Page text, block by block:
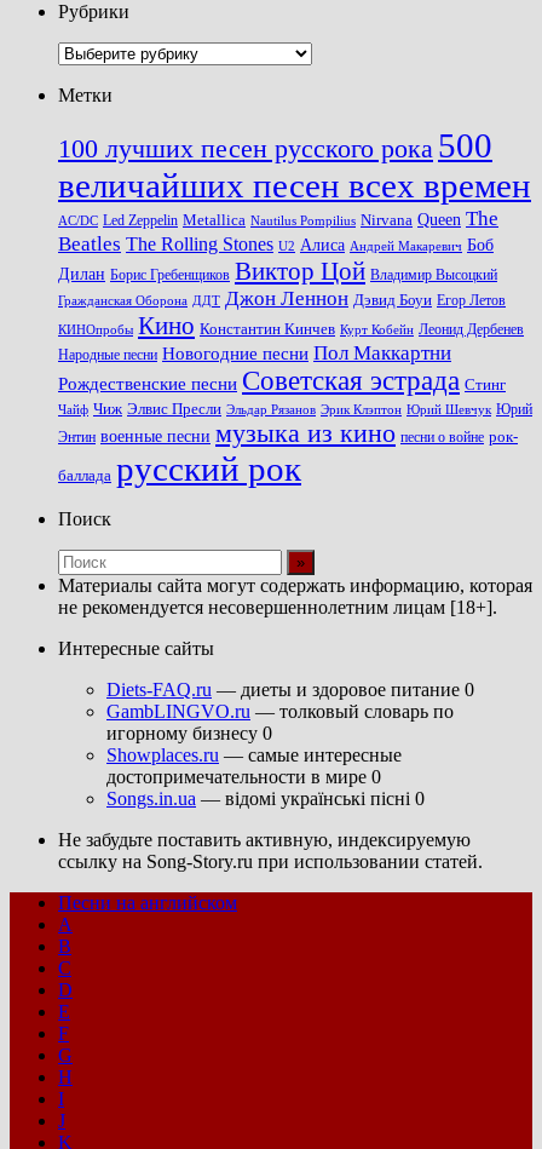
Рубрики
Рубрики
Метки
100 лучших песен русского рока 500
величайших песен всех времен
AC/DC Led Zeppelin Metallica Nautilus Pompilius Nirvana Queen The
Beatles The Rolling Stones U2 Алиса Андрей Макаревич Боб
Дилан Борис Гребенщиков Виктор Цой Владимир Высоцкий
Гражданская Оборона ДДТ Джон Леннон Дэвид Боуи Егор Летов
КИНОпробы Кино Константин Кинчев Курт Кобейн Леонид Дербенев
Народные песни Новогодние песни Пол Маккартни
Рождественские песни Советская эстрада Стинг
Чайф Чиж Элвис Пресли Эльдар Рязанов Эрик Клэптон Юрий Шевчук Юрий
Энтин военные песни музыка из кино песни о войне рок-
баллада русский рок
Поиск
Материалы сайта могут содержать информацию, которая
не рекомендуется несовершеннолетним лицам [18+].
Интересные сайты
Diets-FAQ.ru — диеты и здоровое питание 0
GambLINGVO.ru — толковый словарь по
игорному бизнесу 0
Showplaces.ru — самые интересные
достопримечательности в мире 0
Songs.in.ua — відомі українські пісні 0
Не забудьте поставить активную, индексируемую
ссылку на Song-Story.ru при использовании статей.
Песни на английском
A
B
C
D
E
F
G
H
I
J
K